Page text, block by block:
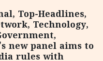
Top-Headlines,
Technology,
new panel aims to
rules with